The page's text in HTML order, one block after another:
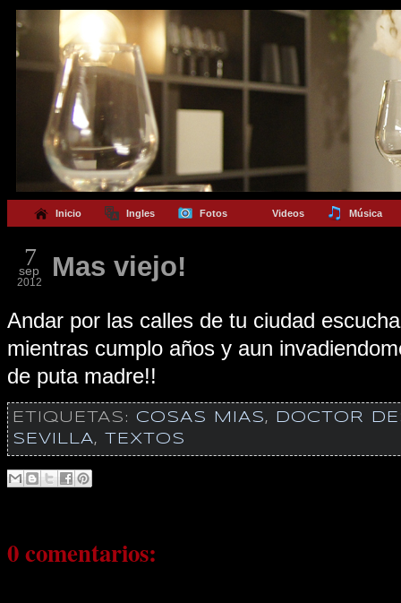
Inicio Ingles Fotos Videos Música
7
sep
2012 Mas viejo!
Andar por las calles de tu ciudad
mientras cumplo años y aun
de puta madre!!
ETIQUETAS: COSAS MIAS,
DOCTOR
SEVILLA, TEXTOS
0 comentarios: